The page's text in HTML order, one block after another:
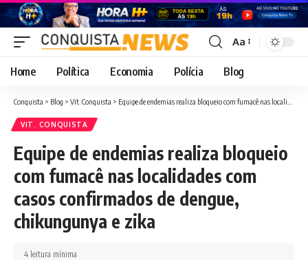
Font
Resizer
Aa
Home Política Economia Polícia Blog
Conquista > Blog > Vit. Conquista > Equipe de endemias realiza bloqueio com fumacê nas localidades com casos confirmados de dengue, chikungunya e zika
VIT. CONQUISTA
Equipe de endemias realiza bloqueio
com fumacê nas localidades com
casos confirmados de dengue,
chikungunya e zika
4 leitura mínima